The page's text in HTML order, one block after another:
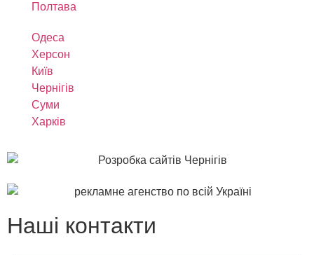
Полтава
Одеса
Херсон
Київ
Чернігів
Суми
Харків
Наші контакти